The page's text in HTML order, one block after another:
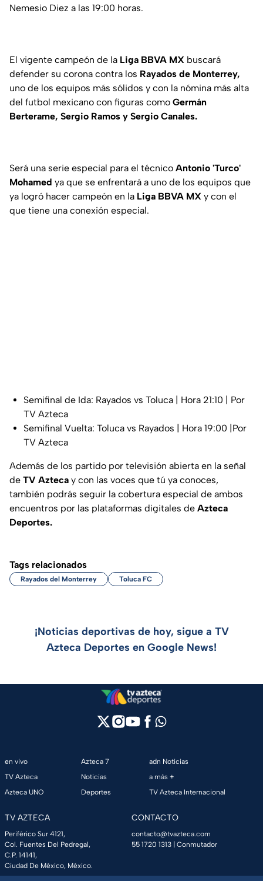
Nemesio Diez a las 19:00 horas.
El vigente campeón de la Liga BBVA MX buscará
defender su corona contra los Rayados de Monterrey,
uno de los equipos más sólidos y con la nómina más alta
del futbol mexicano con figuras como Germán
Berterame, Sergio Ramos y Sergio Canales.
Será una serie especial para el técnico Antonio 'Turco'
Mohamed ya que se enfrentará a uno de los equipos que
ya logró hacer campeón en la Liga BBVA MX y con el
que tiene una conexión especial.
Semifinal de Ida: Rayados vs Toluca | Hora 21:10 | Por
TV Azteca
Semifinal Vuelta: Toluca vs Rayados | Hora 19:00 |Por
TV Azteca
Además de los partido por televisión abierta en la señal
de TV Azteca y con las voces que tú ya conoces,
también podrás seguir la cobertura especial de ambos
encuentros por las plataformas digitales de Azteca
Deportes.
Tags relacionados
Rayados del Monterrey Toluca FC
¡Noticias deportivas de hoy, sigue a TV
Azteca Deportes en Google News!
en vivo
TV Azteca
Azteca UNO
Azteca 7
Noticias
Deportes
adn Noticias
a más +
TV Azteca Internacional
TV AZTECA
Periférico Sur 4121,
Col. Fuentes Del Pedregal,
C.P. 14141,
Ciudad De México, México.
CONTACTO
contacto@tvazteca.com
55 1720 1313 | Conmutador